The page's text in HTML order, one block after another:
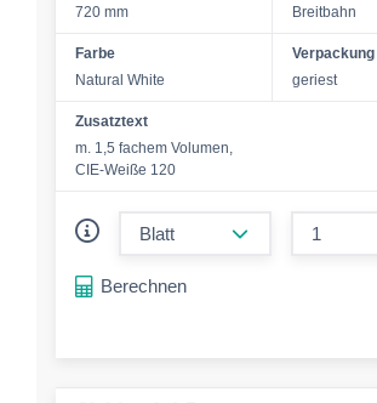
720 mm
Breitbahn
Farbe
Natural White
Verpackung
geriest
Zusatztext
m. 1,5 fachem Volumen,
CIE-Weiße 120
Berechnen